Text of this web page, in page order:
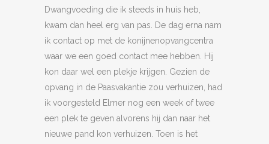
Dwangvoeding die ik steeds in huis heb,
kwam dan heel erg van pas. De dag erna nam
ik contact op met de konijnenopvangcentra
waar we een goed contact mee hebben. Hij
kon daar wel een plekje krijgen. Gezien de
opvang in de Paasvakantie zou verhuizen, had
ik voorgesteld Elmer nog een week of twee
een plek te geven alvorens hij dan naar het
nieuwe pand kon verhuizen. Toen is het